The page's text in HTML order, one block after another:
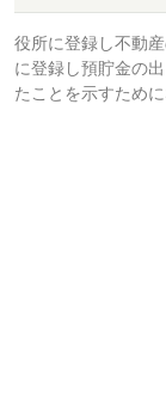
役所に登録し不動
に登録し預貯金の
たことを示すため